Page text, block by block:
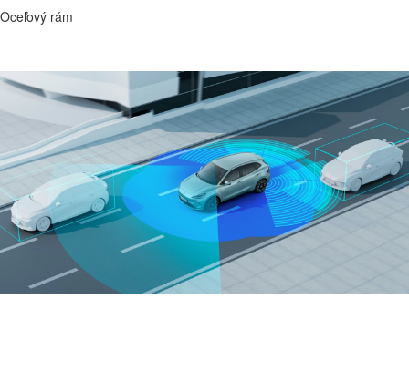
Oceľový rám